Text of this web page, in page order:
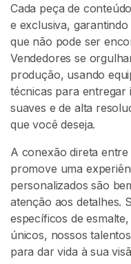
Cada peça de
e exclusiva,
que não pode ser
Vendedores se
produção, usando
técnicas para entregar
suaves e de alta
que você deseja.
A conexão direta
promove uma
personalizados são
atenção aos detalhes.
específicos de
únicos, nossos
para dar vida à sua
t
o
s
D
e
P
é
s
C
o
m
u
n
i
d